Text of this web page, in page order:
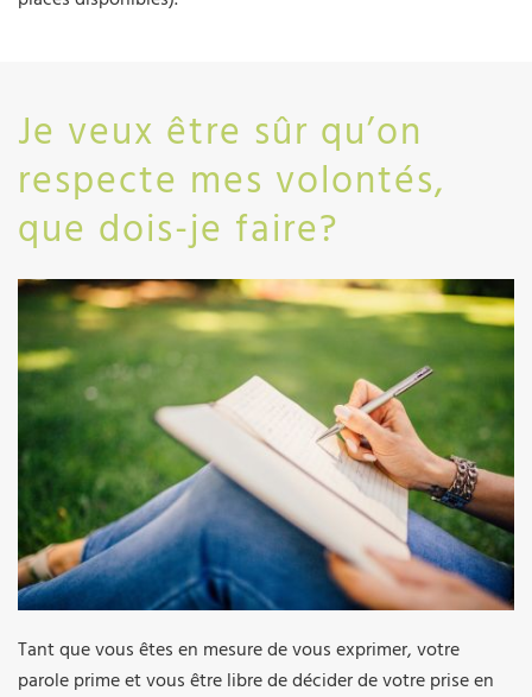
Je veux être sûr qu’on
respecte mes volontés,
que dois-je faire?
Tant que vous êtes en mesure de vous exprimer, votre
parole prime et vous être libre de décider de votre prise en